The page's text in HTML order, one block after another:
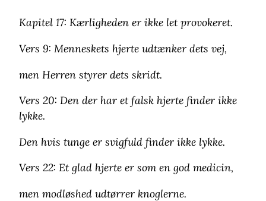
Kapitel 17: Kærligheden er ikke let provokeret.
Vers 9: Menneskets hjerte udtænker dets vej,
men Herren styrer dets skridt.
Vers 20: Den der har et falsk hjerte finder ikke
lykke.
Den hvis tunge er svigfuld finder ikke lykke.
Vers 22: Et glad hjerte er som en god medicin,
men modløshed udtørrer knoglerne.